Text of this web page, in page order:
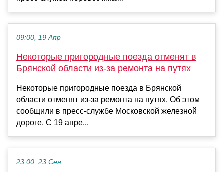
09:00, 19 Апр
Некоторые пригородные поезда отменят в
Брянской области из-за ремонта на путях
Некоторые пригородные поезда в Брянской
области отменят из-за ремонта на путях. Об этом
сообщили в пресс-службе Московской железной
дороге. C 19 апре...
23:00, 23 Сен